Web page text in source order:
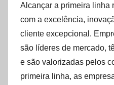
Alcançar a primeira linha
com a excelência,
cliente excepcional.
são líderes de mercado,
e são valorizadas pelos
primeira linha, as